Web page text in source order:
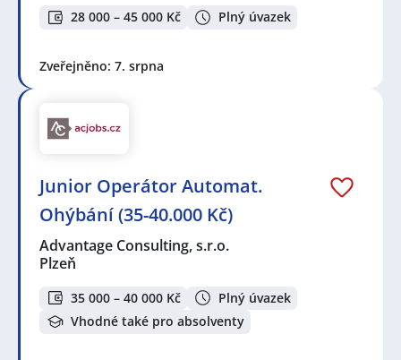
28 000 – 45 000 Kč Plný úvazek
Zveřejněno: 7. srpna
Junior Operátor Automat.
Ohýbání (35-40.000 Kč)
Advantage Consulting, s.r.o.
Plzeň
35 000 – 40 000 Kč
Plný úvazek
Vhodné také pro absolventy